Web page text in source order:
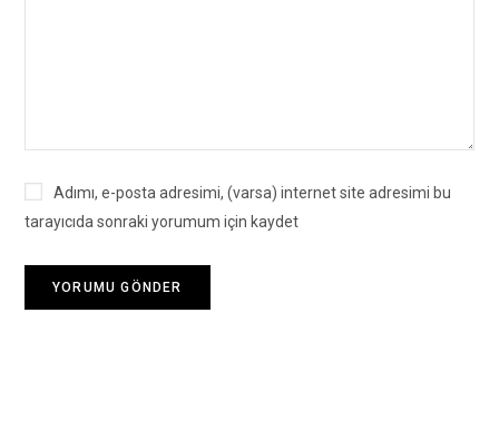
Adımı, e-posta adresimi, (varsa) internet site adresimi bu
tarayıcıda sonraki yorumum için kaydet